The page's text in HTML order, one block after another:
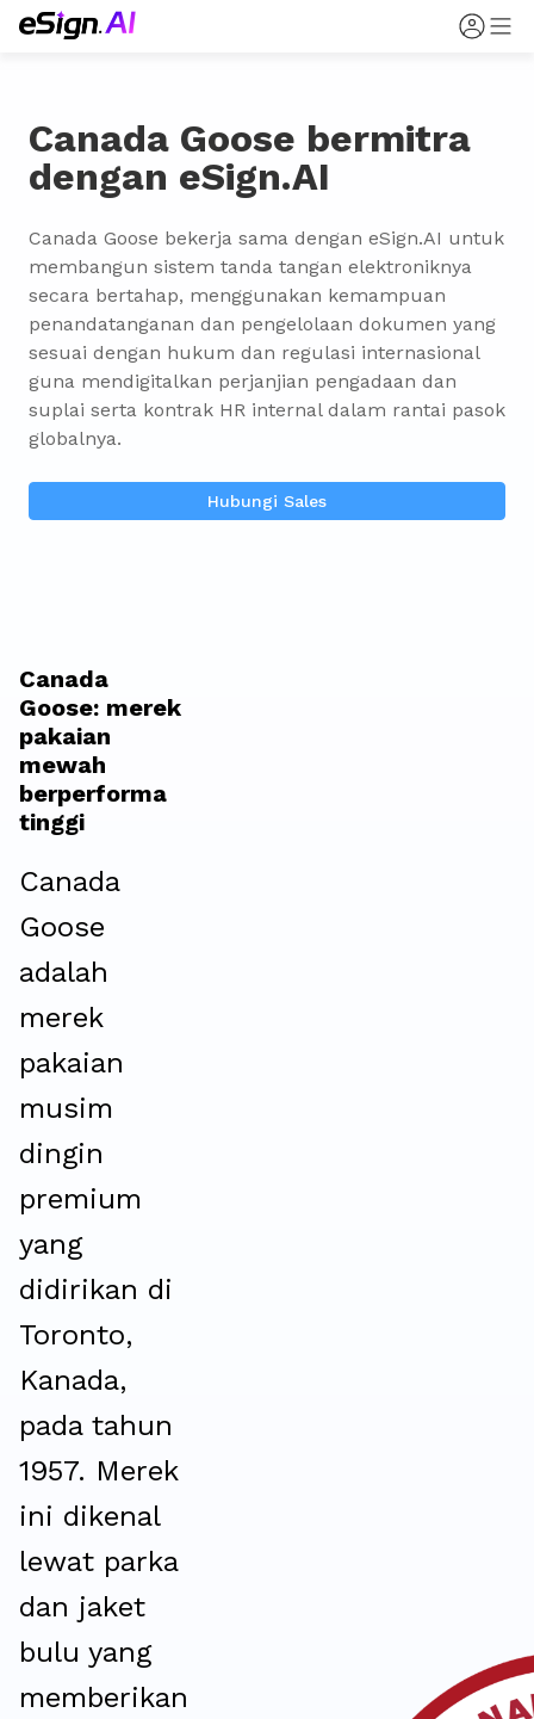
Canada Goose bermitra
dengan eSign.AI
Canada Goose bekerja sama dengan eSign.AI untuk
membangun sistem tanda tangan elektroniknya
secara bertahap, menggunakan kemampuan
penandatanganan dan pengelolaan dokumen yang
sesuai dengan hukum dan regulasi internasional
guna mendigitalkan perjanjian pengadaan dan
suplai serta kontrak HR internal dalam rantai pasok
globalnya.
Hubungi Sales
Canada
Goose: merek
pakaian
mewah
berperforma
tinggi
Canada
Goose
adalah
merek
pakaian
musim
dingin
premium
yang
didirikan di
Toronto,
Kanada,
pada tahun
1957. Merek
ini dikenal
lewat parka
dan jaket
bulu yang
memberikan